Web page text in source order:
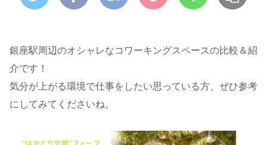
銀座駅周辺のオシャレなコワーキングスペースの比較＆紹
介です！
気分が上がる環境で仕事をしたい思っている方、ぜひ参考
にしてみてくださいね。